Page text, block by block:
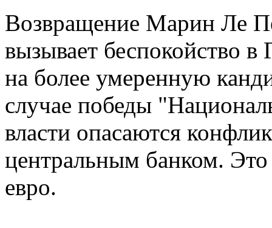
Возвращение Марин Ле
вызывает беспокойство в
на более умеренную
случае победы
власти опасаются
центральным банком. Это
евро.